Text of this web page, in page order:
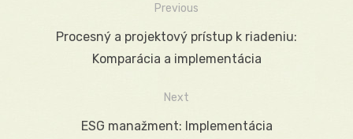
Navigácia
Previous
PreviousProcesný a projektový prístup k riadeniu:
Komparácia a implementácia
Next
ESG manažment: Implementácia